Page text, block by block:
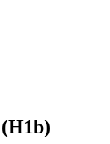
(H1b)